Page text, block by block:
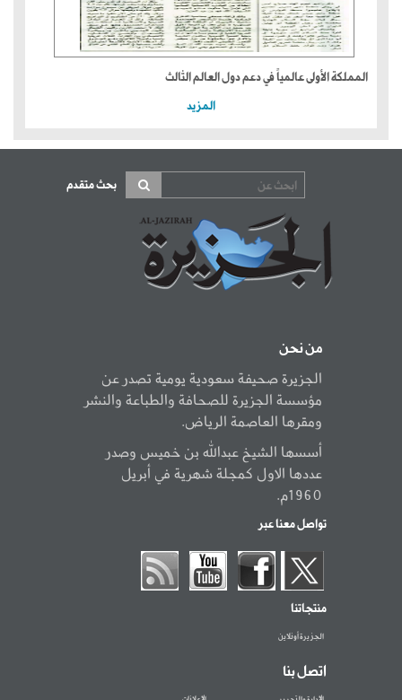
المملكة الأولى عالمياً في دعم دول العالم الثالث
المزيد
بحث متقدم
من نحن
الجزيرة صحيفة سعودية يومية تصدر عن
مؤسسة الجزيرة للصحافة والطباعة والنشر
ومقرها العاصمة الرياض.
أسسها الشيخ عبدالله بن خميس وصدر
عددها الاول كمجلة شهرية في أبريل
1960م.
تواصل معنا عبر
منتجاتنا
الجزيرة أونلاين
اتصل بنا